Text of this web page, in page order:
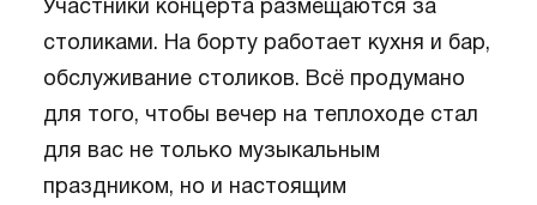
Участники концерта размещаются за
столиками. На борту работает кухня и бар,
обслуживание столиков. Всё продумано
для того, чтобы вечер на теплоходе стал
для вас не только музыкальным
праздником, но и настоящим